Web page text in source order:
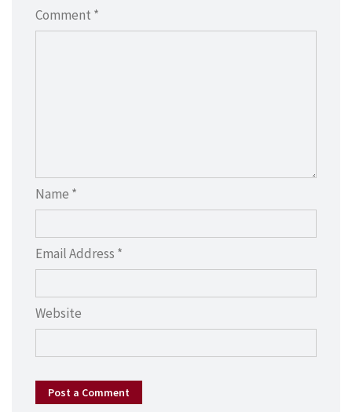
Comment *
Name *
Email Address *
Website
Post a Comment